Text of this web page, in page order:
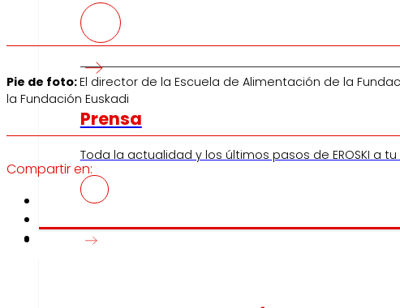
Prensa
Toda la actualidad y los últimos pasos de EROSKI a
Innovación
Pie de foto:El director de la Escuela de Alimentación de la
la Fundación Euskadi
Compartir en: